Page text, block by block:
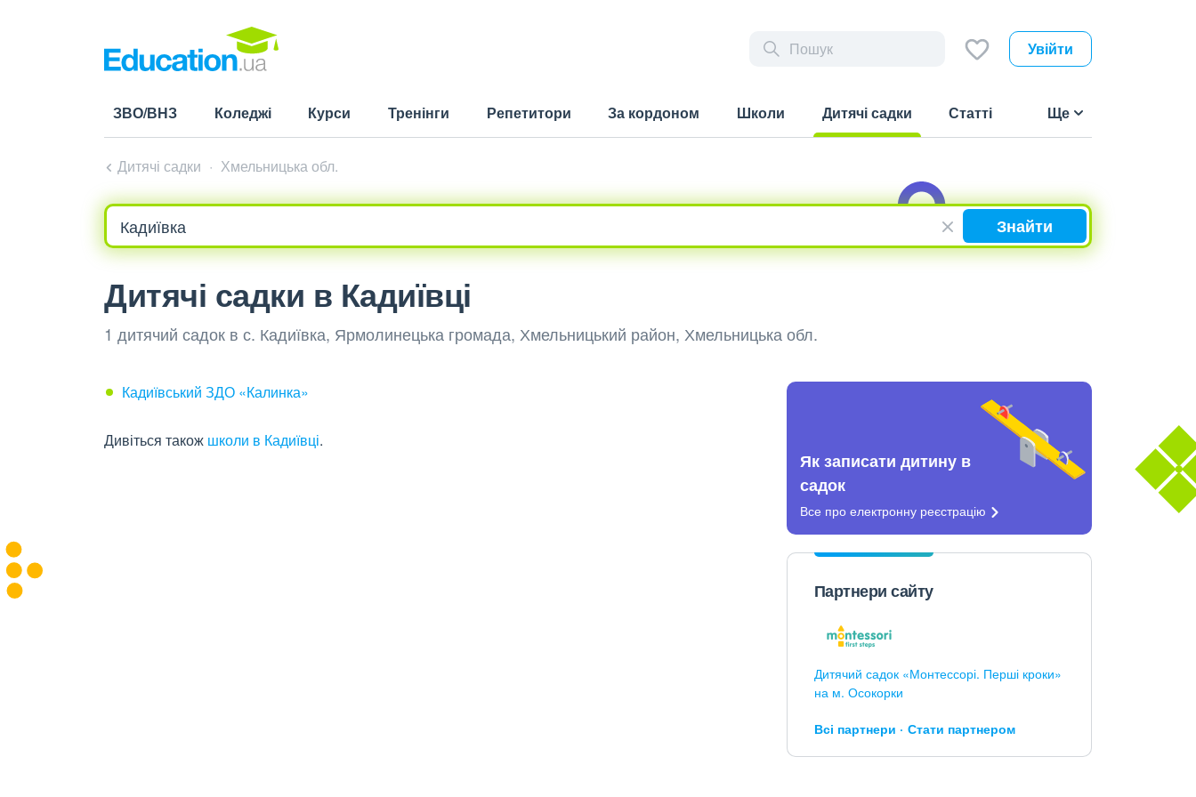
Увійти
ЗВО/ВНЗ Коледжі Курси Тренінги Репетитори За кордоном Школи
Дитячі садки
Статті Ще
Дитячі садки Хмельницька обл.
Знайти
Дитячі садки в Кадиївці
1 дитячий садок в с. Кадиївка, Ярмолинецька громада, Хмельницький район, Хмельницька обл.
Кадиївський ЗДО «Калинка»
Дивіться також школи в Кадиївці.
Як записати дитину в
садок
Все про електронну реєстрацію
Партнери сайту
Дитячий садок «Монтессорі. Перші кроки»
на м. Осокорки
Всі партнери Стати партнером